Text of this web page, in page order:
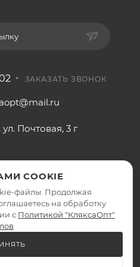
ЗАКАЗАТЬ ЗВОНОК
ул. Почтовая, 3 г
- интернет-магазин
COOKIE
файлы. Продолжая
на обработку
с Политикой "КляксаОпт"